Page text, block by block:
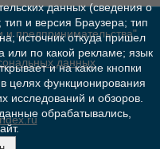
предпринимательства"
данных
данных (сведения о
и версия Браузера; тип
источник откуда пришел
или по какой рекламе; язык
и на какие кнопки
целях функционирования
исследований и обзоров.
обрабатывались,